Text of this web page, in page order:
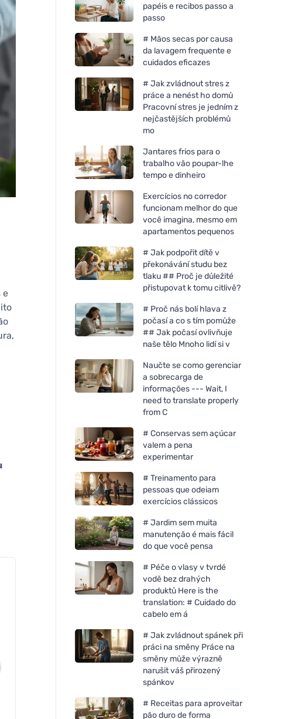
e
papéis e recibos passo a
passo
# Mãos secas por causa
da lavagem frequente e
cuidados eficazes
# Jak zvládnout stres z
práce a nenést ho domů
Pracovní stres je jedním z
nejčastějších problémů
mo
Jantares frios para o
trabalho vão poupar-lhe
tempo e dinheiro
Exercícios no corredor
funcionam melhor do que
você imagina, mesmo em
apartamentos pequenos
# Jak podpořit dítě v
překonávání studu bez
tlaku ## Proč je důležité
přistupovat k tomu citlivě?
# Proč nás bolí hlava z
počasí a co s tím pomůže
## Jak počasí ovlivňuje
naše tělo Mnoho lidí si v
Naučte se como gerenciar
a sobrecarga de
informações --- Wait, I
need to translate properly
from C
# Conservas sem açúcar
valem a pena
experimentar
# Treinamento para
pessoas que odeiam
exercícios clássicos
# Jardim sem muita
manutenção é mais fácil
do que você pensa
# Péče o vlasy v tvrdé
vodě bez drahých
produktů Here is the
translation: # Cuidado do
cabelo em á
# Jak zvládnout spánek při
práci na směny Práce na
směny může výrazně
narušit váš přirozený
spánkov
# Receitas para aproveitar
pão duro de forma